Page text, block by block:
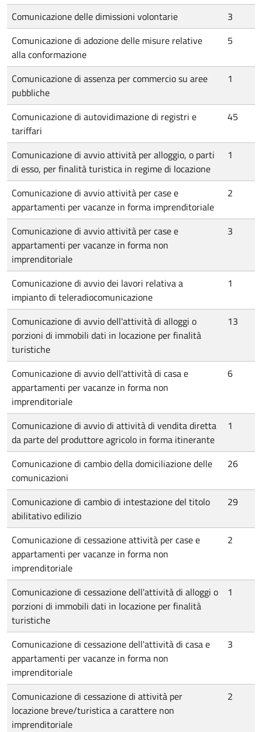
Comunicazione delle dimissioni volontarie
3
Comunicazione di adozione delle misure relative
alla conformazione
5
Comunicazione di assenza per commercio su aree
pubbliche
1
Comunicazione di autovidimazione di registri e
tariffari
45
Comunicazione di avvio attività per alloggio, o parti
di esso, per finalità turistica in regime di locazione
1
Comunicazione di avvio attività per case e
appartamenti per vacanze in forma imprenditoriale
2
Comunicazione di avvio attività per case e
appartamenti per vacanze in forma non
imprenditoriale
3
Comunicazione di avvio dei lavori relativa a
impianto di teleradiocomunicazione
1
Comunicazione di avvio dell'attività di alloggi o
porzioni di immobili dati in locazione per finalità
turistiche
13
Comunicazione di avvio dell'attività di casa e
appartamenti per vacanze in forma non
imprenditoriale
6
Comunicazione di avvio di attività di vendita diretta
da parte del produttore agricolo in forma itinerante
1
Comunicazione di cambio della domiciliazione delle
comunicazioni
26
Comunicazione di cambio di intestazione del titolo
abilitativo edilizio
29
Comunicazione di cessazione attività per case e
appartamenti per vacanze in forma non
imprenditoriale
2
Comunicazione di cessazione dell'attività di alloggi o
porzioni di immobili dati in locazione per finalità
turistiche
1
Comunicazione di cessazione dell'attività di casa e
appartamenti per vacanze in forma non
imprenditoriale
3
Comunicazione di cessazione di attività per
locazione breve/turistica a carattere non
imprenditoriale
2